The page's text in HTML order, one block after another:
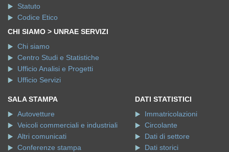
Statuto
Codice Etico
CHI SIAMO > UNRAE SERVIZI
Chi siamo
Centro Studi e Statistiche
Ufficio Analisi e Progetti
Ufficio Servizi
SALA STAMPA
Autovetture
Veicoli commerciali e industriali
Altri comunicati
Conferenze stampa
DATI STATISTICI
Immatricolazioni
Circolante
Dati di settore
Dati storici